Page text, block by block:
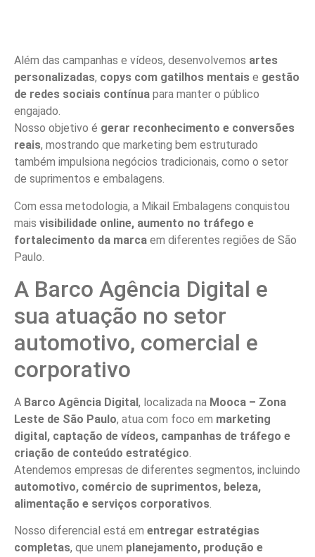
Além das campanhas e vídeos, desenvolvemos artes
personalizadas, copys com gatilhos mentais e gestão
de redes sociais contínua para manter o público
engajado.
Nosso objetivo é gerar reconhecimento e conversões
reais, mostrando que marketing bem estruturado
também impulsiona negócios tradicionais, como o setor
de suprimentos e embalagens.
Com essa metodologia, a Mikail Embalagens conquistou
mais visibilidade online, aumento no tráfego e
fortalecimento da marca em diferentes regiões de São
Paulo.
A Barco Agência Digital e
sua atuação no setor
automotivo, comercial e
corporativo
A Barco Agência Digital, localizada na Mooca – Zona
Leste de São Paulo, atua com foco em marketing
digital, captação de vídeos, campanhas de tráfego e
criação de conteúdo estratégico.
Atendemos empresas de diferentes segmentos, incluindo
automotivo, comércio de suprimentos, beleza,
alimentação e serviços corporativos.
Nosso diferencial está em entregar estratégias
completas, que unem planejamento, produção e